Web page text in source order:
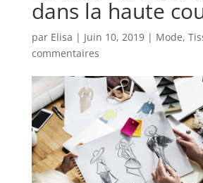
dans la haute
par Elisa | Juin 10, 2019| Mode,
commentaires